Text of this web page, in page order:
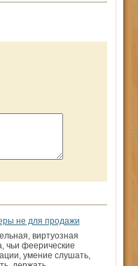
не для продажи
виртуозная
чьи феерические
умение слушать,